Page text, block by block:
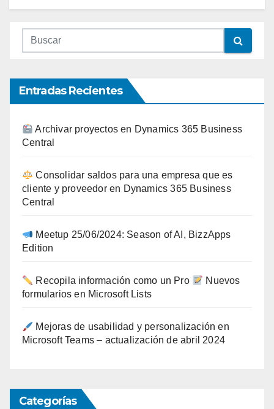
Entradas Recientes
Archivar proyectos en Dynamics 365 Business
Central
Consolidar saldos para una empresa que es
cliente y proveedor en Dynamics 365 Business
Central
Meetup 25/06/2024: Season of AI, BizzApps
Edition
Recopila información como un Pro
Nuevos
formularios en Microsoft Lists
Mejoras de usabilidad y personalización en
Microsoft Teams – actualización de abril 2024
Categorías